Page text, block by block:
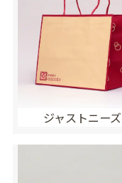
ジャストニーズ